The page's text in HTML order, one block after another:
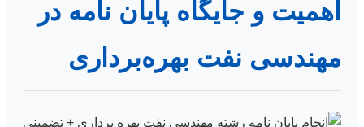
اهمیت و جایگاه پایان نامه در
مهندسی نفت بهره‌برداری